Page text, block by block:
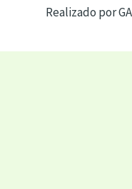
Realizado por